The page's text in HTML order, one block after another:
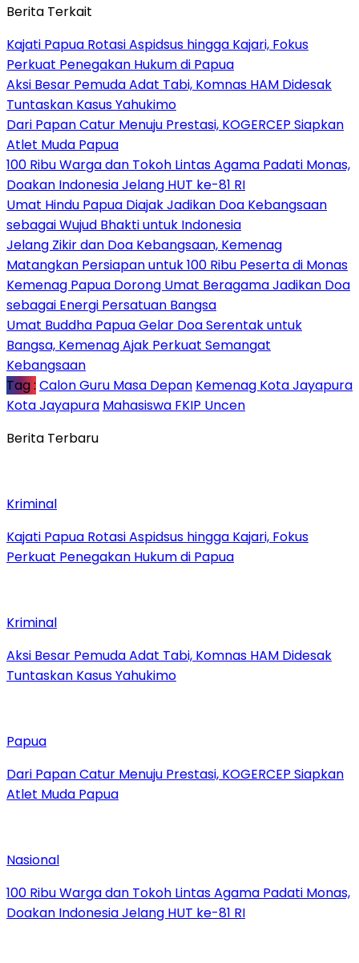
Berita Terkait
Kajati Papua Rotasi Aspidsus hingga Kajari, Fokus
Perkuat Penegakan Hukum di Papua
Aksi Besar Pemuda Adat Tabi, Komnas HAM Didesak
Tuntaskan Kasus Yahukimo
Dari Papan Catur Menuju Prestasi, KOGERCEP Siapkan
Atlet Muda Papua
100 Ribu Warga dan Tokoh Lintas Agama Padati Monas,
Doakan Indonesia Jelang HUT ke-81 RI
Umat Hindu Papua Diajak Jadikan Doa Kebangsaan
sebagai Wujud Bhakti untuk Indonesia
Jelang Zikir dan Doa Kebangsaan, Kemenag
Matangkan Persiapan untuk 100 Ribu Peserta di Monas
Kemenag Papua Dorong Umat Beragama Jadikan Doa
sebagai Energi Persatuan Bangsa
Umat Buddha Papua Gelar Doa Serentak untuk
Bangsa, Kemenag Ajak Perkuat Semangat
Kebangsaan
Tag : Calon Guru Masa Depan Kemenag Kota Jayapura
Kota Jayapura Mahasiswa FKIP Uncen
Berita Terbaru
Kriminal
Kajati Papua Rotasi Aspidsus hingga Kajari, Fokus
Perkuat Penegakan Hukum di Papua
Kriminal
Aksi Besar Pemuda Adat Tabi, Komnas HAM Didesak
Tuntaskan Kasus Yahukimo
Papua
Dari Papan Catur Menuju Prestasi, KOGERCEP Siapkan
Atlet Muda Papua
Nasional
100 Ribu Warga dan Tokoh Lintas Agama Padati Monas,
Doakan Indonesia Jelang HUT ke-81 RI